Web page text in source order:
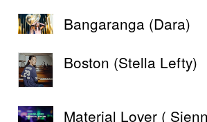
Bangaranga (Dara)
Boston (Stella Lefty)
Material Lover (